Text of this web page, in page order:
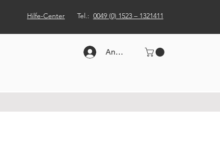
Hilfe-Center Tel.: 0049 (0) 1523 – 1321411
Anmelden